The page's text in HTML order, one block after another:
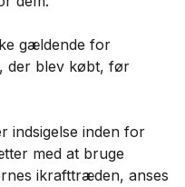
gældende for
der blev købt, før
indsigelse inden for
med at bruge
ikrafttræden, anses